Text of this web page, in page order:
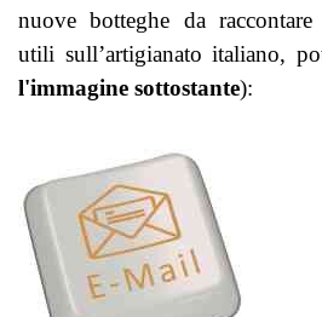
nuove botteghe da
utili sull’artigianato italiano,
l'immagine sottostante):